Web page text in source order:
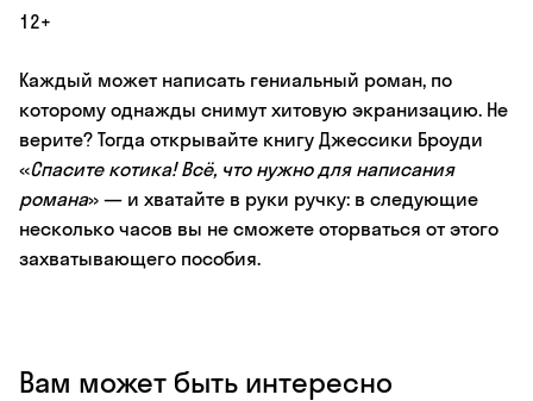
12+
Каждый может написать гениальный роман, по
которому однажды снимут хитовую экранизацию. Не
верите? Тогда открывайте книгу Джессики Броуди
«Спасите котика! Всё, что нужно для написания
романа» — и хватайте в руки ручку: в следующие
несколько часов вы не сможете оторваться от этого
захватывающего пособия.
Вам может быть интересно